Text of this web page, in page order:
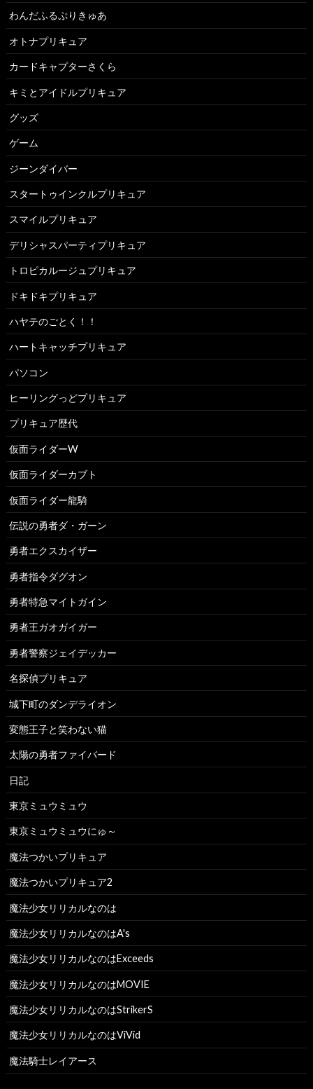
わんだふるぷりきゅあ
オトナプリキュア
カードキャプターさくら
キミとアイドルプリキュア
グッズ
ゲーム
ジーンダイバー
スタートゥインクルプリキュア
スマイルプリキュア
デリシャスパーティプリキュア
トロピカルージュプリキュア
ドキドキプリキュア
ハヤテのごとく！！
ハートキャッチプリキュア
パソコン
ヒーリングっどプリキュア
プリキュア歴代
仮面ライダーW
仮面ライダーカブト
仮面ライダー龍騎
伝説の勇者ダ・ガーン
勇者エクスカイザー
勇者指令ダグオン
勇者特急マイトガイン
勇者王ガオガイガー
勇者警察ジェイデッカー
名探偵プリキュア
城下町のダンデライオン
変態王子と笑わない猫
太陽の勇者ファイバード
日記
東京ミュウミュウ
東京ミュウミュウにゅ～
魔法つかいプリキュア
魔法つかいプリキュア2
魔法少女リリカルなのは
魔法少女リリカルなのはA's
魔法少女リリカルなのはExceeds
魔法少女リリカルなのはMOVIE
魔法少女リリカルなのはStrikerS
魔法少女リリカルなのはViVid
魔法騎士レイアース